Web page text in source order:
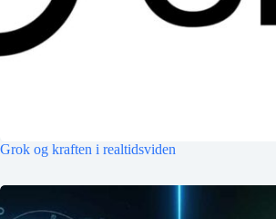
Grok og kraften i realtidsviden